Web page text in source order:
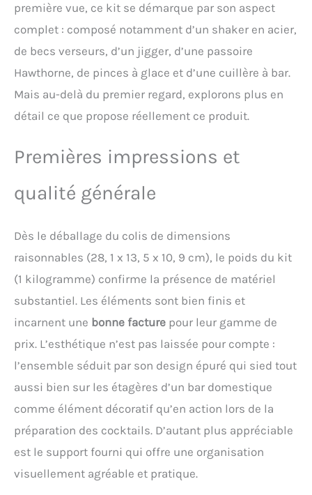
peut garantir son
utilisation,va au lave-
Utiliser】: Shaker Cocktail
Professionnel est Facile à
Utiliser et est idéal pour
les débutants et les
barmans professionnels.
même les boissons les
un désordre ou mélanger
mal les ingrédients. Vous
cocktails pour surprendre
ou vos amis.
【Utilisations Multiples】:
Kit Cocktail Complet, Vous
pouvez préparer les
meilleurs cocktails selon
vos préférences, tels que le
whisky, la vodka, la
tequila, le gin, le rhum, le
brandy, le saké, le martini,
le cocktail mojito et
plus.C'est le kit de mixage
recettes de cocktails
【Ensemble Cadeau】 Kit
accessoires Un cadeau
première vue, ce kit se démarque par son aspect
complet : composé notamment d’un shaker en acier,
de becs verseurs, d’un jigger, d’une passoire
Hawthorne, de pinces à glace et d’une cuillère à bar.
Mais au-delà du premier regard, explorons plus en
détail ce que propose réellement ce produit.
Premières impressions et
qualité générale
Dès le déballage du colis de dimensions
raisonnables (28, 1 x 13, 5 x 10, 9 cm), le poids du kit
(1 kilogramme) confirme la présence de matériel
substantiel. Les éléments sont bien finis et
incarnent une bonne facture pour leur gamme de
prix. L’esthétique n’est pas laissée pour compte :
l’ensemble séduit par son design épuré qui sied tout
aussi bien sur les étagères d’un bar domestique
comme élément décoratif qu’en action lors de la
préparation des cocktails. D’autant plus appréciable
est le support fourni qui offre une organisation
visuellement agréable et pratique.